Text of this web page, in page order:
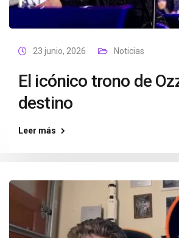
23 junio, 2026 Noticias
El icónico trono de
destino
Leer más